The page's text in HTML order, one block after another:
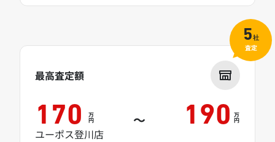
最高査定額
170 万
円 ～ 190 万
円
ユーポス登川店
5社
査定